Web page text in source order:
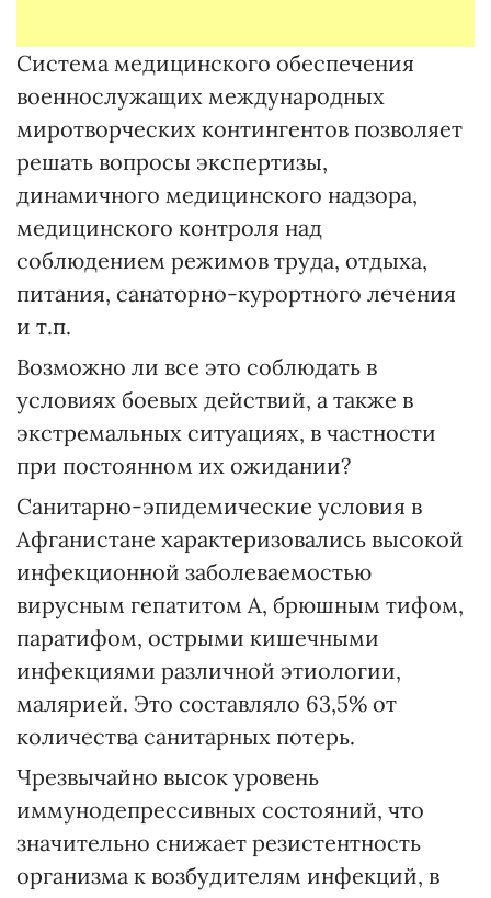
Система медицинского обеспечения
военнослужащих международных
миротворческих контингентов позволяет
решать вопросы экспертизы,
динамичного медицинского надзора,
медицинского контроля над
соблюдением режимов труда, отдыха,
питания, санаторно-курортного лечения
и т.п.
Возможно ли все это соблюдать в
условиях боевых действий, а также в
экстремальных ситуациях, в частности
при постоянном их ожидании?
Санитарно-эпидемические условия в
Афганистане характеризовались высокой
инфекционной заболеваемостью
вирусным гепатитом А, брюшным тифом,
паратифом, острыми кишечными
инфекциями различной этиологии,
малярией. Это составляло 63,5% от
количества санитарных потерь.
Чрезвычайно высок уровень
иммунодепрессивных состояний, что
значительно снижает резистентность
организма к возбудителям инфекций, в